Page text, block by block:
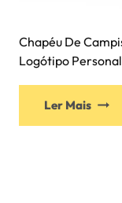
Chapéu De
Logótipo
Ler Mais